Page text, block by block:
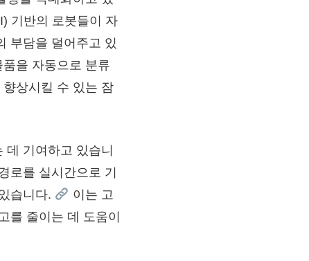
기반의 로봇들이 자
부담을 덜어주고 있
을 자동으로 분류
상시킬 수 있는 잠
데 기여하고 있습니
로를 실시간으로 기
습니다.
이는 고
를 줄이는 데 도움이